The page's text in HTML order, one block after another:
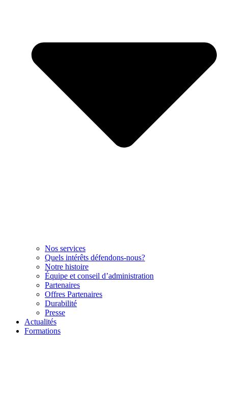
Nos services
Quels intérêts défendons-nous?
Notre histoire
Équipe et conseil d’administration
Partenaires
Offres Partenaires
Durabilité
Presse
Actualités
Formations